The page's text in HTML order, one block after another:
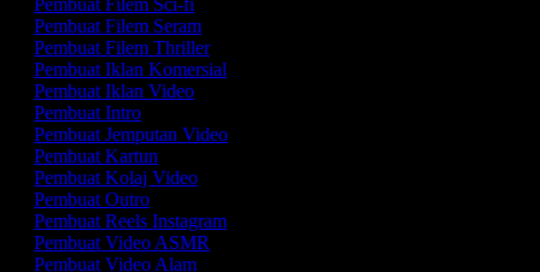
Pembuat Filem Sci-fi
Pembuat Filem Seram
Pembuat Filem Thriller
Pembuat Iklan Komersial
Pembuat Iklan Video
Pembuat Intro
Pembuat Jemputan Video
Pembuat Kartun
Pembuat Kolaj Video
Pembuat Outro
Pembuat Reels Instagram
Pembuat Video ASMR
Pembuat Video Alam